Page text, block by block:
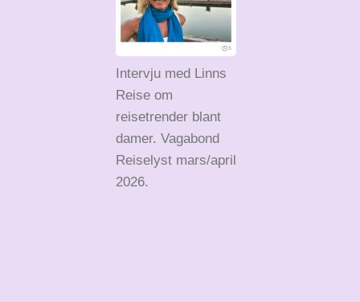
Intervju med Linns
Reise om
reisetrender blant
damer. Vagabond
Reiselyst mars/april
2026.